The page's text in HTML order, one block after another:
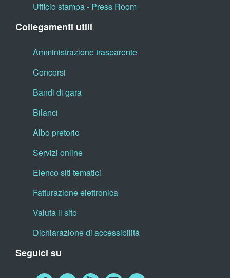
Ufficio stampa - Press Room
Collegamenti utili
Amministrazione trasparente
Concorsi
Bandi di gara
Bilanci
Albo pretorio
Servizi online
Elenco siti tematici
Fatturazione elettronica
Valuta il sito
Dichiarazione di accessibilità
Seguici su